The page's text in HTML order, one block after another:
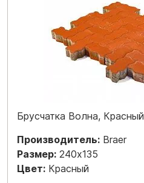
Брусчатка Волна, Красный
Производитель: Braer
Размер: 240x135
Цвет: Красный